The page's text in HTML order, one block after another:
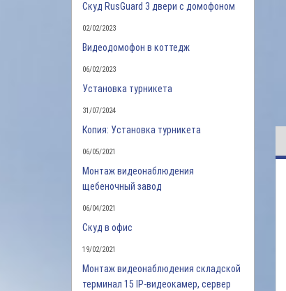
Скуд RusGuard 3 двери с домофоном
02/02/2023
Видеодомофон в коттедж
06/02/2023
Установка турникета
31/07/2024
Копия: Установка турникета
06/05/2021
Монтаж видеонаблюдения
щебеночный завод
06/04/2021
Скуд в офис
19/02/2021
Монтаж видеонаблюдения складской
терминал 15 IP-видеокамер, сервер